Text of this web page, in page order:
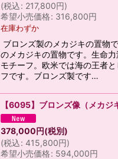
(税込: 217,800円)
希望小売価格: 316,800円
在庫わずか
ブロンズ製のメカジキの置物
のメカジキの置物です。生命
モチーフ。欧米では海の王者
フです。ブロンズ製です…
【6095】ブロンズ像（メカジ
378,000円(税別)
(税込: 415,800円)
希望小売価格: 594,000円